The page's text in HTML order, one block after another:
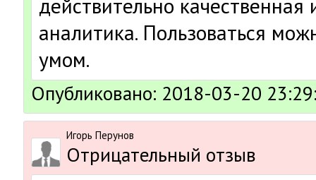
действительно
аналитика. Пользоваться
умом.
Опубликовано: 2018-03-20
Игорь Перунов
Отрицательный отзыв